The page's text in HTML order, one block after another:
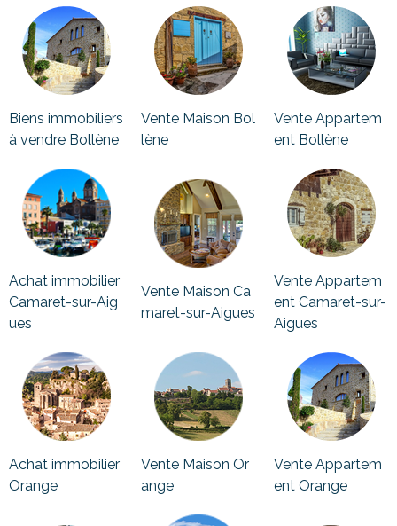
Biens immobiliers
à vendre Bollène
Vente Maison Bol
lène
Vente Appartem
ent Bollène
Achat immobilier
Camaret-sur-Aig
ues
Vente Maison Ca
maret-sur-Aigues
Vente Appartem
ent Camaret-sur-
Aigues
Achat immobilier
Orange
Vente Maison Or
ange
Vente Appartem
ent Orange